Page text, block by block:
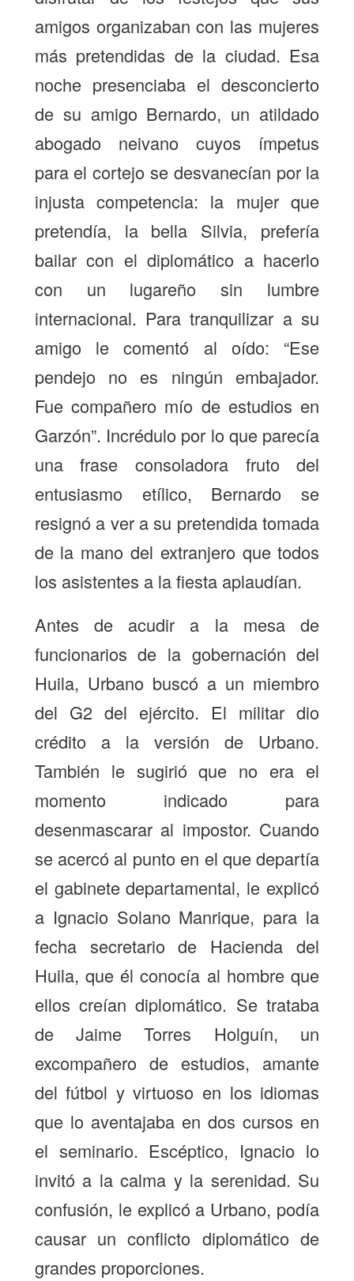
amigos organizaban con las mujeres
más pretendidas de la ciudad. Esa
noche presenciaba el desconcierto
de su amigo Bernardo, un atildado
abogado neivano cuyos ímpetus
para el cortejo se desvanecían por la
injusta competencia: la mujer que
pretendía, la bella Silvia, prefería
bailar con el diplomático a hacerlo
con un lugareño sin lumbre
internacional. Para tranquilizar a su
amigo le comentó al oído: “Ese
pendejo no es ningún embajador.
Fue compañero mío de estudios en
Garzón”. Incrédulo por lo que parecía
una frase consoladora fruto del
entusiasmo etílico, Bernardo se
resignó a ver a su pretendida tomada
de la mano del extranjero que todos
los asistentes a la fiesta aplaudían.
Antes de acudir a la mesa de
funcionarios de la gobernación del
Huila, Urbano buscó a un miembro
del G2 del ejército. El militar dio
crédito a la versión de Urbano.
También le sugirió que no era el
momento indicado para
desenmascarar al impostor. Cuando
se acercó al punto en el que departía
el gabinete departamental, le explicó
a Ignacio Solano Manrique, para la
fecha secretario de Hacienda del
Huila, que él conocía al hombre que
ellos creían diplomático. Se trataba
de Jaime Torres Holguín, un
excompañero de estudios, amante
del fútbol y virtuoso en los idiomas
que lo aventajaba en dos cursos en
el seminario. Escéptico, Ignacio lo
invitó a la calma y la serenidad. Su
confusión, le explicó a Urbano, podía
causar un conflicto diplomático de
grandes proporciones.